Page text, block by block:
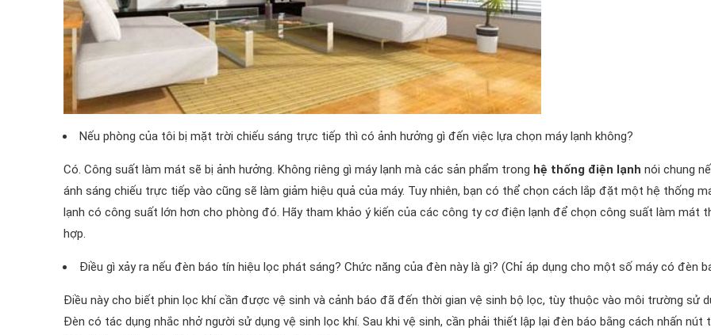
Nếu phòng của tôi bị mặt trời chiếu sáng trực tiếp thì có ảnh hưởng gì đến việc lựa chọn máy lạnh không?
Có. Công suất làm mát sẽ bị ảnh hưởng. Không riêng gì máy lạnh mà các sản phẩm trong hệ thống điện lạnh nói chung
ánh sáng chiếu trực tiếp vào cũng sẽ làm giảm hiệu quả của máy. Tuy nhiên, bạn có thể chọn cách lắp đặt một hệ thống
lạnh có công suất lớn hơn cho phòng đó. Hãy tham khảo ý kiến của các công ty cơ điện lạnh để chọn công suất làm mát
hợp.
Điều gì xảy ra nếu đèn báo tín hiệu lọc phát sáng? Chức năng của đèn này là gì? (Chỉ áp dụng cho một số máy có đèn
Điều này cho biết phin lọc khí cần được vệ sinh và cảnh báo đã đến thời gian vệ sinh bộ lọc, tùy thuộc vào môi trường sử
Đèn có tác dụng nhắc nhở người sử dụng vệ sinh lọc khí. Sau khi vệ sinh, cần phải thiết lập lại đèn báo bằng cách nhấn nút